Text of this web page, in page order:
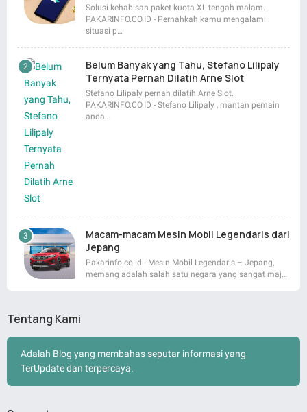
Solusi kehabisan paket kuota XL tengah malam.
PAKARINFO.CO.ID - Pernahkah kamu mengalami
situasi p…
Belum Banyak yang Tahu, Stefano Lilipaly
Ternyata Pernah Dilatih Arne Slot
Stefano Lilipaly pernah dilatih Arne Slot.
PAKARINFO.CO.ID - Stefano Lilipaly , mantan pemain
anda…
Macam-macam Mesin Mobil Legendaris dari
Jepang
Pakarinfo.co.id - Mesin Mobil Legendaris – Jepang,
memang adalah salah satu negara yang sangat maj…
Tentang Kami
Adalah Blog yang membahas seputar informasi yang
TerUpdate dan terpercaya.